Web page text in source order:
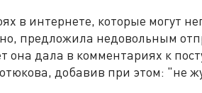
в интернете, которые могут
предложила недовольным
она дала в комментариях к
добавив при этом: "не